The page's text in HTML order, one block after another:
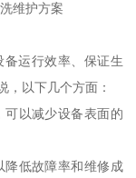
维护方案
运行效率、保证生
，以下几个方面：
可以减少设备表面的
降低故障率和维修成